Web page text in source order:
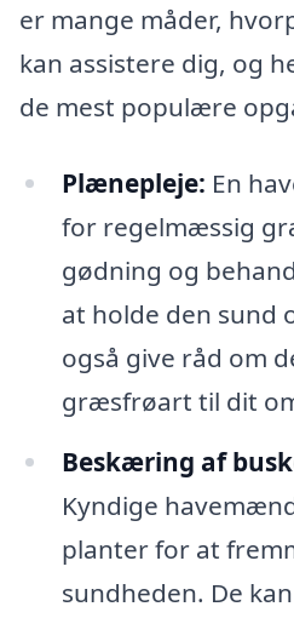
er mange måder,
kan assistere dig, og
de mest populære
Plænepleje: En
for regelmæssig
gødning og
at holde den sund
også give råd om
græsfrøart til dit
Beskæring af
Kyndige
planter for at
sundheden. De